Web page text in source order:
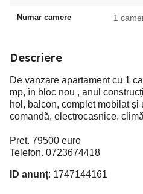
Numar camere 1
Descriere
De vanzare apartament cu 1
mp, în bloc nou , anul
hol, balcon, complet mobilat și
comandă, electrocasnice,
Pret. 79500 euro
Telefon. 0723674418
ID anunț: 1747144161